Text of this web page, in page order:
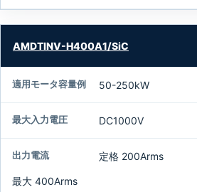
ッ
チ
ン
波
数
冷
却
式
AMDTINV-H400A1/SiC
50-250kW
DC1000V
定格 200Arms
最大 400Arms